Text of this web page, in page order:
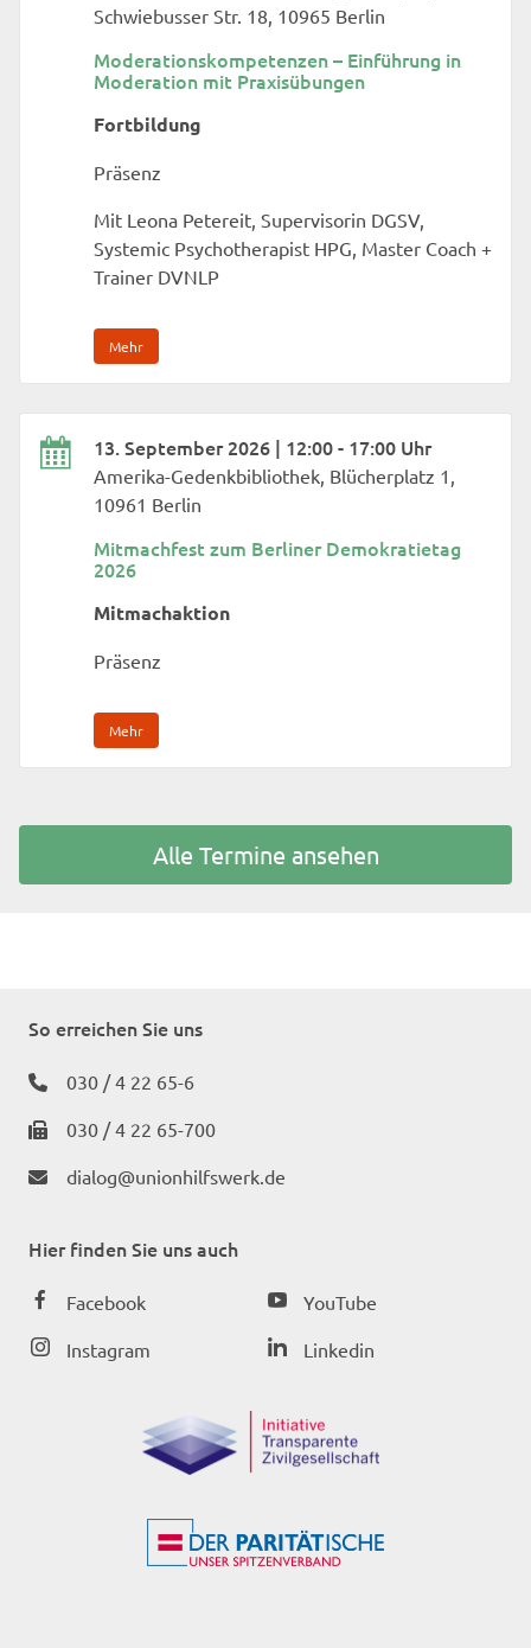
Schwiebusser Str. 18, 10965 Berlin
Moderationskompetenzen – Einführung in
Moderation mit Praxisübungen
Fortbildung
Präsenz
Mit Leona Petereit, Supervisorin DGSV,
Systemic Psychotherapist HPG, Master Coach +
Trainer DVNLP
Mehr
13. September 2026 | 12:00 - 17:00 Uhr
Amerika-Gedenkbibliothek, Blücherplatz 1,
10961 Berlin
Mitmachfest zum Berliner Demokratietag
2026
Mitmachaktion
Präsenz
Mehr
Alle Termine ansehen
So erreichen Sie uns
030 / 4 22 65-6
030 / 4 22 65-700
dialog@unionhilfswerk.de
Hier finden Sie uns auch
Facebook
Instagram
YouTube
Linkedin